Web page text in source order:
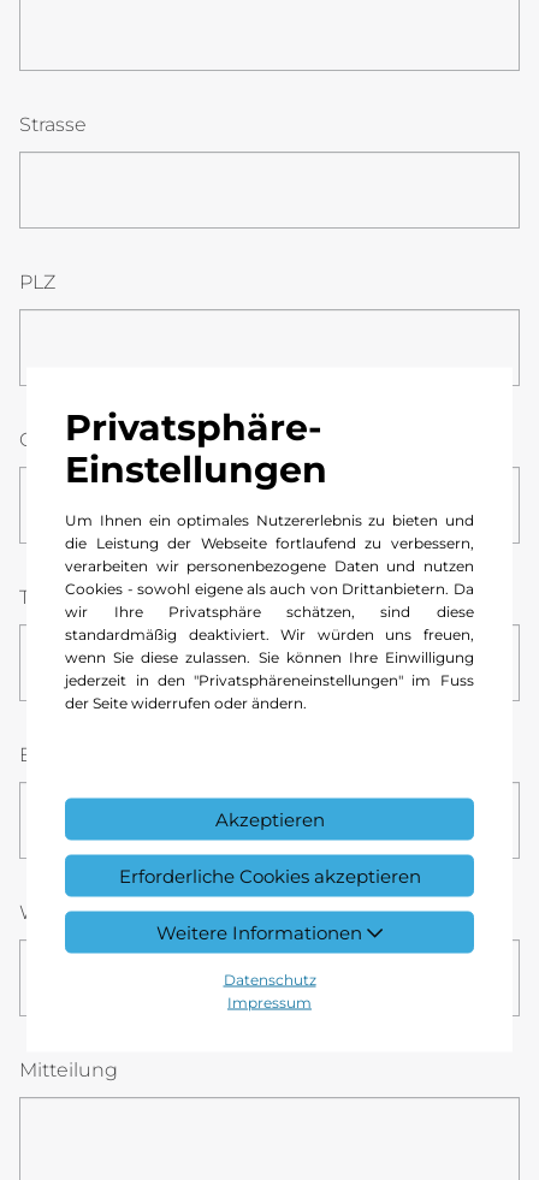
Privatsphäre-
Einstellungen
Um Ihnen ein optimales Nutzererlebnis zu bieten und
die Leistung der Webseite fortlaufend zu verbessern,
verarbeiten wir personenbezogene Daten und nutzen
Cookies - sowohl eigene als auch von Drittanbietern. Da
wir Ihre Privatsphäre schätzen, sind diese
standardmäßig deaktiviert. Wir würden uns freuen,
wenn Sie diese zulassen. Sie können Ihre Einwilligung
jederzeit in den "Privatsphäreneinstellungen" im Fuss
der Seite widerrufen oder ändern.
Akzeptieren
Erforderliche Cookies akzeptieren
Weitere Informationen
Datenschutz
Impressum
Strasse
PLZ
Ort
Telefonnummer *
E-Mail *
Wunsch-Datum * Stunde Minute
Mitteilung